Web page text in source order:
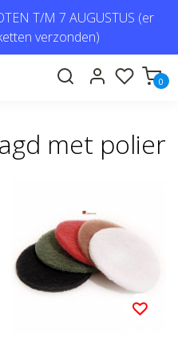
T/M 7 AUGUSTUS (er
verzonden)
0
met polier